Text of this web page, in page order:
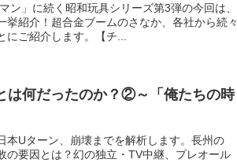
ン」に続く昭和玩具シリーズ第3弾の今回は、
挙紹介！超合金ブームのさなか、各社から続々
ご紹介します。【チ...
は何だったのか？②～「俺たちの時
Uターン、崩壊までを解析します。長州の
の要因とは？幻の独立・TV中継、プレオール